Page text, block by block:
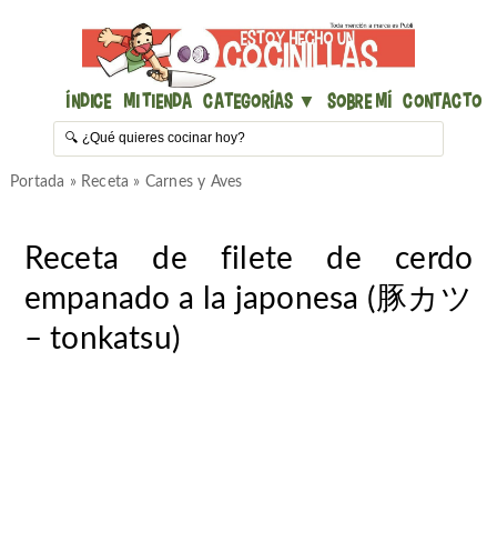
Índice Mi Tienda Categorías ▼ Sobre mí Contacto
Portada » Receta » Carnes y Aves
Receta de filete de cerdo
empanado a la japonesa (豚カツ
– tonkatsu)